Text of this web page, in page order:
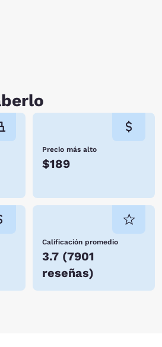
Precio más alto
$189
Calificación promedio
3.7 (7901
reseñas)